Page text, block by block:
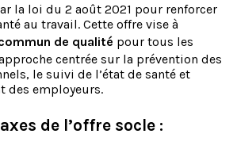
la loi du 2 août 2021 pour renforcer
au travail. Cette offre vise à
de qualité pour tous les
centrée sur la prévention des
le suivi de l’état de santé et
des employeurs.
de l’offre socle :